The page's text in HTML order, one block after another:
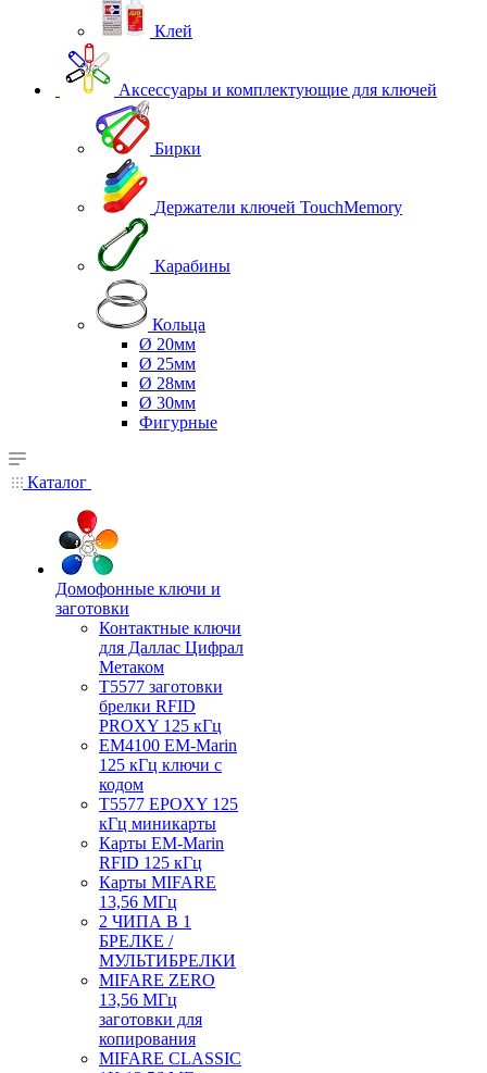
Клей
Аксессуары и комплектующие для ключей
Бирки
Держатели ключей TouchMemory
Карабины
Кольца
Ø 20мм
Ø 25мм
Ø 28мм
Ø 30мм
Фигурные
Каталог
Домофонные ключи и
заготовки
Контактные ключи
для Даллас Цифрал
Метаком
T5577 заготовки
брелки RFID
PROXY 125 кГц
EM4100 EM-Marin
125 кГц ключи с
кодом
T5577 EPOXY 125
кГц миникарты
Карты EM-Marin
RFID 125 кГц
Карты MIFARE
13,56 МГц
2 ЧИПА В 1
БРЕЛКЕ /
МУЛЬТИБРЕЛКИ
MIFARE ZERO
13,56 МГц
заготовки для
копирования
MIFARE CLASSIC